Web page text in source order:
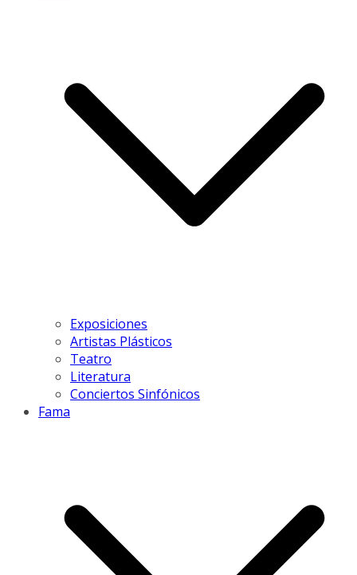
Exposiciones
Artistas Plásticos
Teatro
Literatura
Conciertos Sinfónicos
Fama